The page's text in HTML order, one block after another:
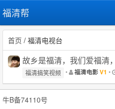
福清帮
首页 / 福清电视台
故乡是福清，我们爱福清
福清搞笑视频 • 福清电影V1 •
牛B备74110号